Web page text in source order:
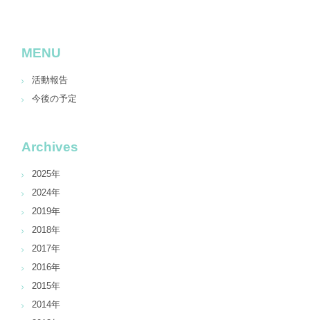
MENU
活動報告
今後の予定
Archives
2025年
2024年
2019年
2018年
2017年
2016年
2015年
2014年